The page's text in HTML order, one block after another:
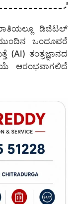
ಡಿಜಿಟಲ್
ಒಂದೂವರೆ
(AI) ತಂತ್ರಜ್ಞಾನದ
ಆರಂಭವಾಗಲಿದೆ